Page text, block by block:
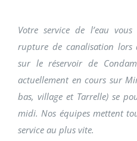
Votre service de l’eau
rupture de canalisation lors
sur le réservoir de
actuellement en cours sur
bas, village et Tarrelle) se
midi. Nos équipes mettent
service au plus vite.